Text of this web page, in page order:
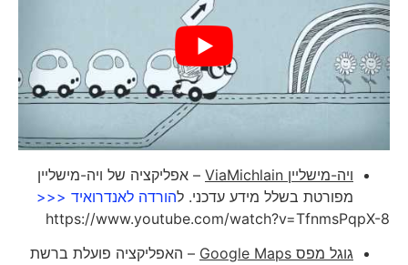
ויה-מישלייןViaMichlain– אפליקציה של ויה-מישליין
מפורטת בשלל מידע עדכני. להורדה לאנדרואיד <<<
https://www.youtube.com/watch?v=TfnmsPqpX-8
גוגל מפסGoogle Maps– האפליקציה פועלת ברשת